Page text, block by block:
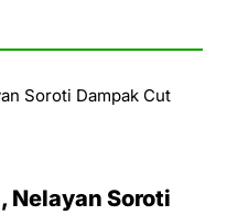
Nelayan Soroti